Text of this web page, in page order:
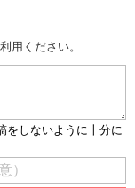
用ください。